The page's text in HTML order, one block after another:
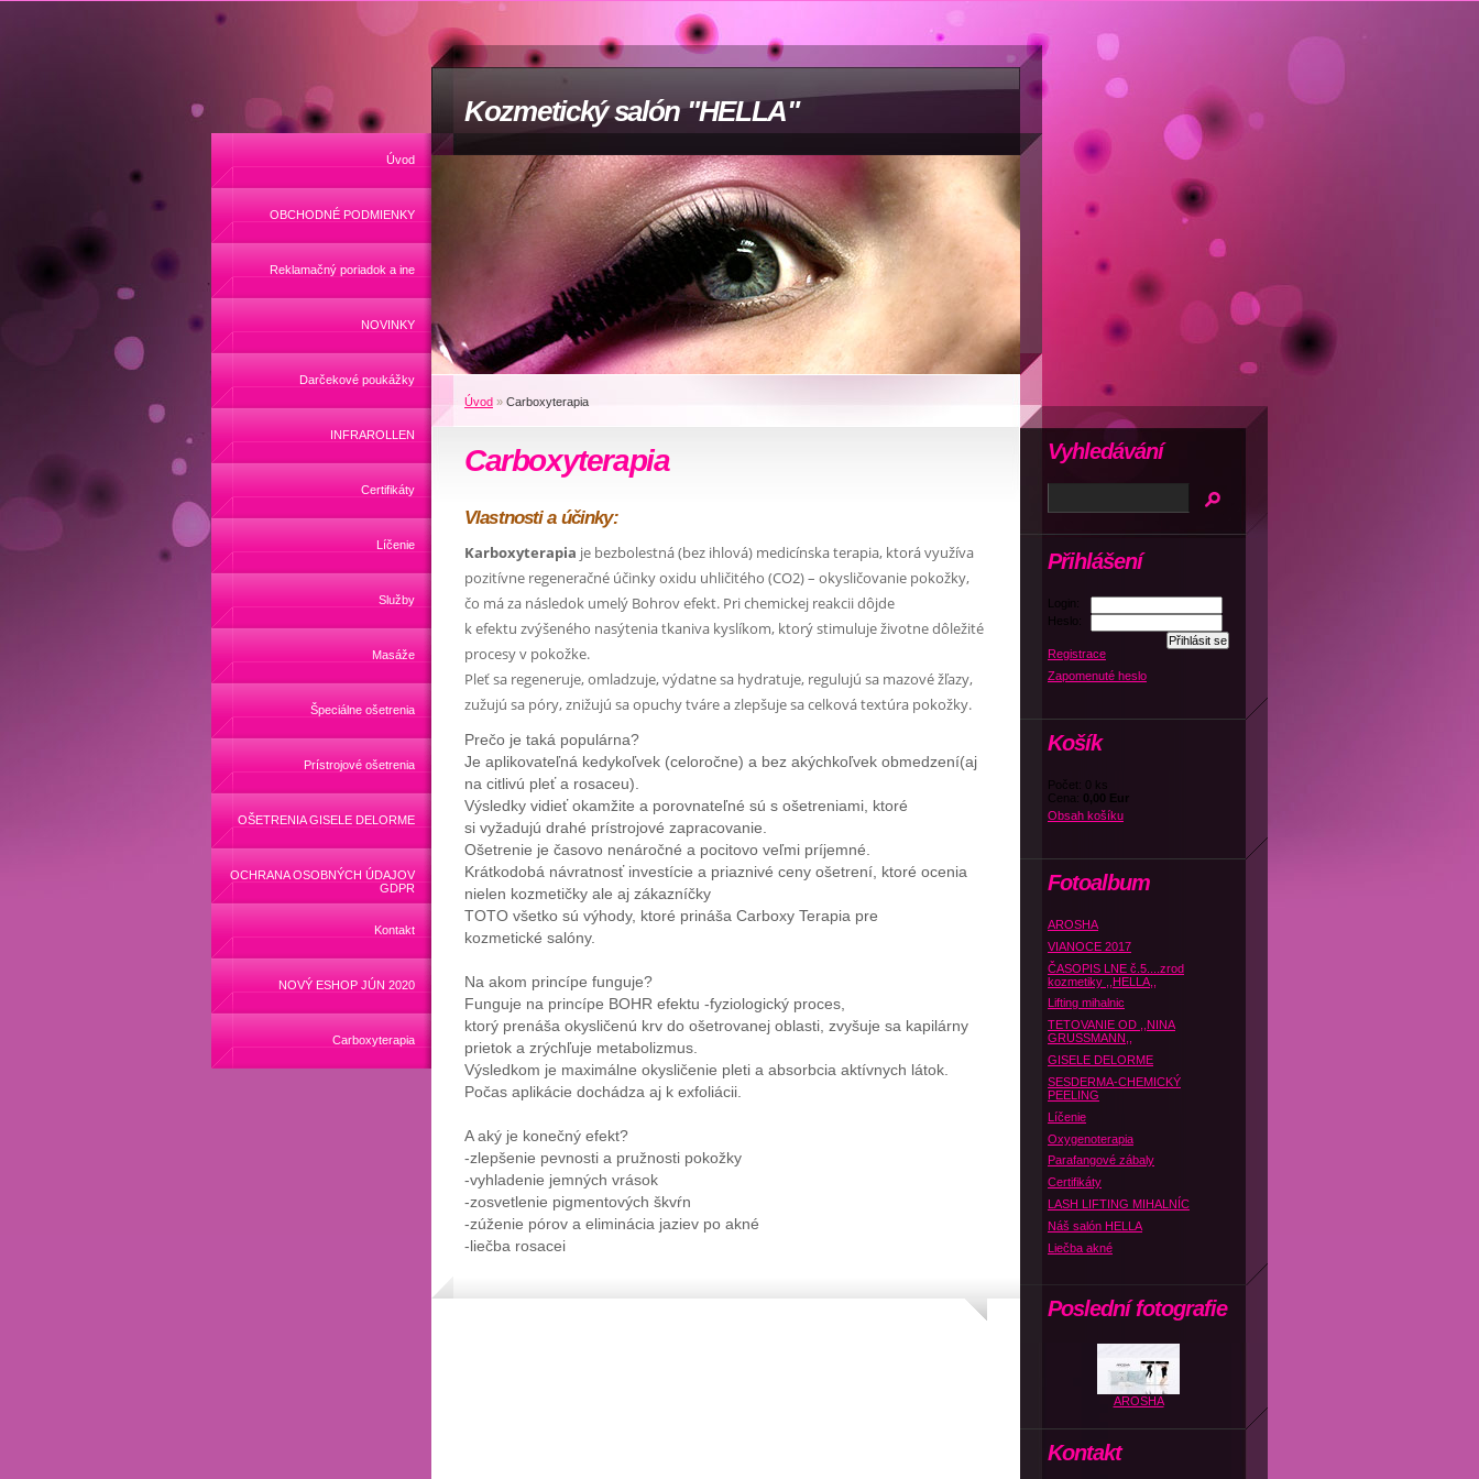
Kozmetický salón "HELLA"
Úvod
OBCHODNÉ PODMIENKY
Reklamačný poriadok a ine
NOVINKY
Darčekové poukážky
INFRAROLLEN
Certifikáty
Líčenie
Služby
Masáže
Špeciálne ošetrenia
Prístrojové ošetrenia
OŠETRENIA GISELE DELORME
OCHRANA OSOBNÝCH ÚDAJOV
GDPR
Kontakt
NOVÝ ESHOP JÚN 2020
Carboxyterapia
Úvod » Carboxyterapia
Carboxyterapia
Vlastnosti a účinky:
Karboxyterapia je bezbolestná (bez ihlová) medicínska terapia, ktorá využíva
pozitívne regeneračné účinky oxidu uhličitého (CO2) – okysličovanie pokožky,
čo má za následok umelý Bohrov efekt. Pri chemickej reakcii dôjde
k efektu zvýšeného nasýtenia tkaniva kyslíkom, ktorý stimuluje životne dôležité
procesy v pokožke.
Pleť sa regeneruje, omladzuje, výdatne sa hydratuje, regulujú sa mazové žľazy,
zužujú sa póry, znižujú sa opuchy tváre a zlepšuje sa celková textúra pokožky.
Prečo je taká populárna?
Je aplikovateľná kedykoľvek (celoročne) a bez akýchkoľvek obmedzení(aj
na citlivú pleť a rosaceu).
Výsledky vidieť okamžite a porovnateľné sú s ošetreniami, ktoré
si vyžadujú drahé prístrojové zapracovanie.
Ošetrenie je časovo nenáročné a pocitovo veľmi príjemné.
Krátkodobá návratnosť investície a priaznivé ceny ošetrení, ktoré ocenia
nielen kozmetičky ale aj zákazníčky
TOTO všetko sú výhody, ktoré prináša Carboxy Terapia pre
kozmetické salóny.
Na akom princípe funguje?
Funguje na princípe BOHR efektu -fyziologický proces,
ktorý prenáša okysličenú krv do ošetrovanej oblasti, zvyšuje sa kapilárny
prietok a zrýchľuje metabolizmus.
Výsledkom je maximálne okysličenie pleti a absorbcia aktívnych látok.
Počas aplikácie dochádza aj k exfoliácii.
A aký je konečný efekt?
-zlepšenie pevnosti a pružnosti pokožky
-vyhladenie jemných vrások
-zosvetlenie pigmentových škvŕn
-zúženie pórov a eliminácia jaziev po akné
-liečba rosacei
Přihlášení
Login:
Heslo:
Registrace
Zapomenuté heslo
Košík
Počet: 0 ks
Cena: 0,00 Eur
Obsah košíku
Fotoalbum
AROSHA
VIANOCE 2017
ČASOPIS LNE č.5....zrod
kozmetiky ,,HELLA,,
Lifting mihalnic
TETOVANIE OD ,,NINA
GRUSSMANN,,
GISELE DELORME
SESDERMA-CHEMICKÝ
PEELING
Líčenie
Oxygenoterapia
Parafangové zábaly
Certifikáty
LASH LIFTING MIHALNÍC
Náš salón HELLA
Liečba akné
Poslední fotografie
AROSHA
Kontakt
Vyhledávání